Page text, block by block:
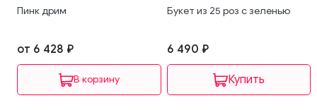
Пинк дрим
от 6 428 ₽
В корзину
Букет из 25 роз с зеленью
6 490 ₽